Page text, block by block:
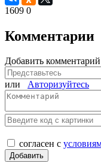
1609 0
Комментарии
Добавить комментарий
или Авторизуйтесь
согласен с